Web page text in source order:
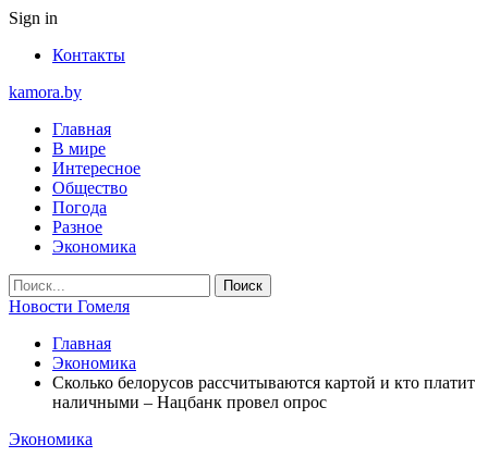
Sign in
Контакты
kamora.by
Главная
В мире
Интересное
Общество
Погода
Разное
Экономика
Новости Гомеля
Главная
Экономика
Сколько белорусов рассчитываются картой и кто платит
наличными – Нацбанк провел опрос
Экономика